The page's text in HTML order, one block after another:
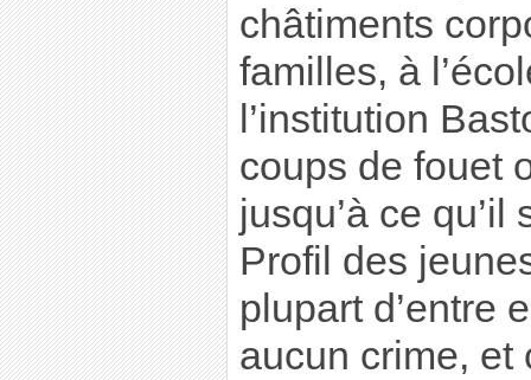
châtiments
familles, à
l’institution
coups de fouet
jusqu’à ce
Profil des
plupart d’entre
aucun crime, et